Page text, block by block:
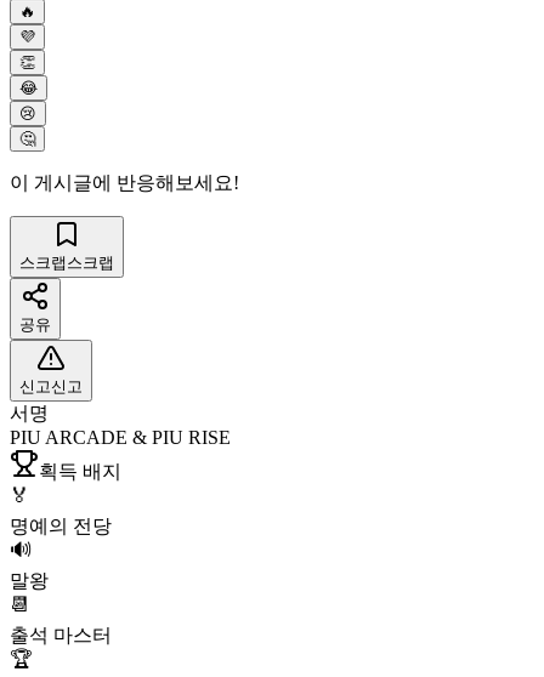
🔥
💜
👏
😂
😢
🤔
이 게시글에 반응해보세요!
스크랩 스크랩
공유
신고신고
서명
PIU ARCADE & PIU RISE
획득 배지
🏅
명예의 전당
🔊
말왕
📆
출석 마스터
🏆